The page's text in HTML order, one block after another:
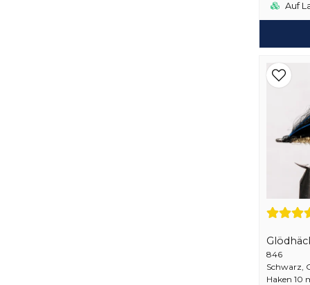
Auf
846
Schwarz,
Haken 10